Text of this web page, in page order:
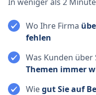
Wo Ihre Firma
fehlen
Was Kunden über
Themen immer
Wiegut Sie auf